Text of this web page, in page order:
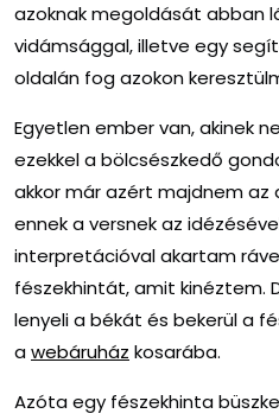
azoknak megoldását abban
vidámsággal, illetve egy
oldalán fog azokon
Egyetlen ember van, akinek
ezekkel a bölcsészkedő
akkor már azért majdnem
ennek a versnek az
interpretációval akartam
fészekhintát, amit kinéztem.
lenyeli a békát és bekerül a
awebáruház kosarába.
Azóta egy fészekhinta